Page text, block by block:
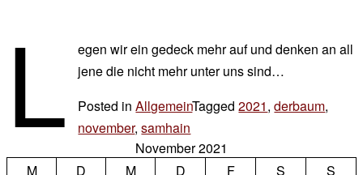
l
egen wir ein gedeck mehr auf und denken an all
jene die nicht mehr unter uns sind…
Posted inAllgemeinTagged2021,derbaum,
november,samhain
a
November 2021
M
D M D F S
S